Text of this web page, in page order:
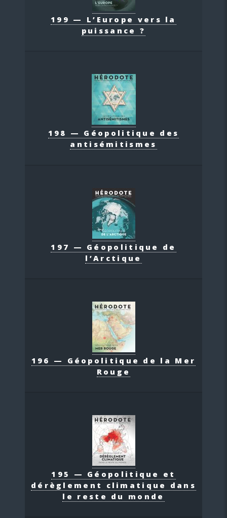
199 — L’Europe vers la
puissance ?
198 — Géopolitique des
antisémitismes
197 — Géopolitique de
l’Arctique
196 — Géopolitique de la Mer
Rouge
195 — Géopolitique et
dérèglement climatique dans
le reste du monde